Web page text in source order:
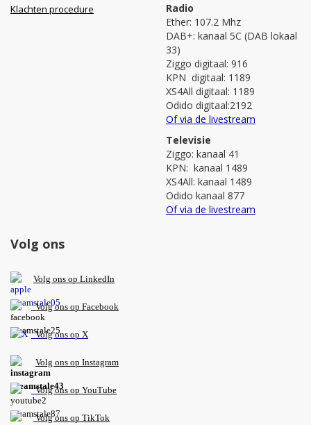
Klachten procedure
Radio
Ether: 107.2 Mhz
DAB+: kanaal 5C (DAB lokaal
33)
Ziggo digitaal: 916
KPN digitaal: 1189
XS4All digitaal: 1189
Odido digitaal:2192
Of via de livestream
Televisie
Ziggo: kanaal 41
KPN: kanaal 1489
XS4All: kanaal 1489
Odido kanaal 877
Of via de livestream
Volg ons
Volg ons op LinkedIn
Volg ons op Facebook
Volg ons op X
Volg ons op Instagram
Volgons op YouTube
Volg ons op TikTok